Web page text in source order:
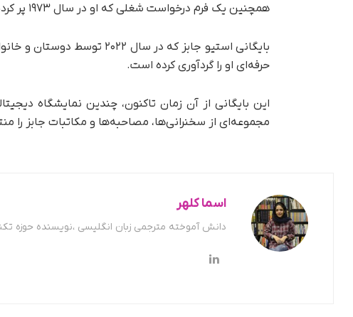
همچنین یک فرم درخواست شغلی که او در سال ۱۹۷۳ پر کرده بود، در یک حراجی به مبلغ ۱۷۴,۷۵۷ دلار به فروش رسید.
بایگانی استیو جابز که در
حرفه‌ای او را گردآوری کرده است.
مجموعه‌ای از سخنرانی‌ها، مصاحبه‌ها و مکاتبات جابز را
اسما کلهر
دانش آموخته مترجمی زبان انگلیسی ،نویسنده حوزه